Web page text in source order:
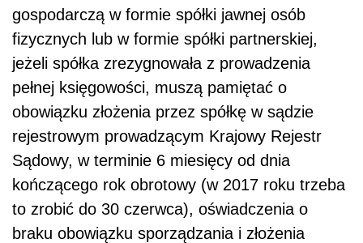
gospodarczą w formie spółki jawnej osób
fizycznych lub w formie spółki partnerskiej,
jeżeli spółka zrezygnowała z prowadzenia
pełnej księgowości, muszą pamiętać o
obowiązku złożenia przez spółkę w sądzie
rejestrowym prowadzącym Krajowy Rejestr
Sądowy, w terminie 6 miesięcy od dnia
kończącego rok obrotowy (w 2017 roku trzeba
to zrobić do 30 czerwca), oświadczenia o
braku obowiązku sporządzania i złożenia